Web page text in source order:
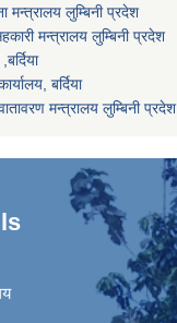
मन्त्रालय लुम्बिनी प्रदेश
मन्त्रालय लुम्बिनी प्रदेश
बर्दिया
मन्त्रालय लुम्बिनी प्रदेश